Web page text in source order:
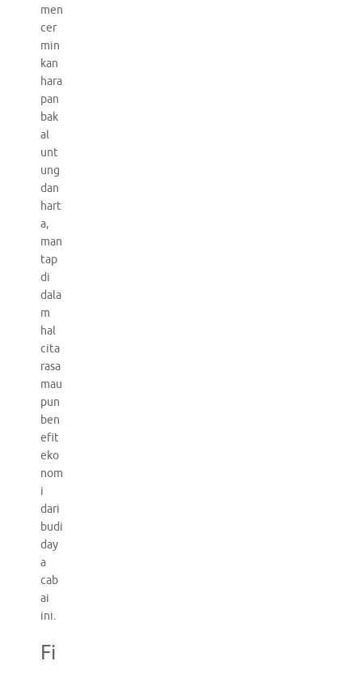
men
cer
min
kan
hara
pan
bak
al
unt
ung
dan
hart
a,
man
tap
di
dala
m
hal
cita
rasa
mau
pun
ben
efit
eko
nom
i
dari
budi
day
a
cab
ai
ini.
Fi